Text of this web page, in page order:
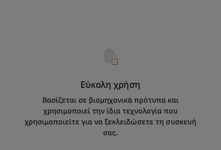
Εύκολη χρήση
Βασίζεται σε βιομηχανικά πρότυπα και
χρησιμοποιεί την ίδια τεχνολογία που
χρησιμοποιείτε για να ξεκλειδώσετε τη συσκευή
σας.